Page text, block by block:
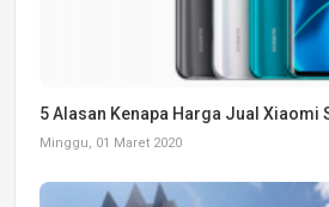
5 Alasan Kenapa Harga Jual Xiaomi
Minggu, 01 Maret 2020